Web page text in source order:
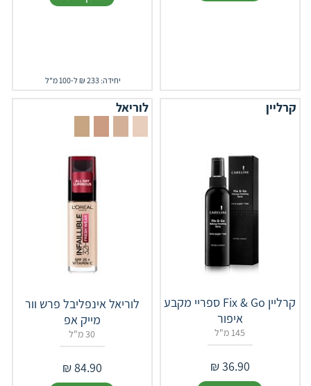
יחידה: 233 ₪ ל-100 מ"ל
קרליין
קרליין Fix & Go ספריי מקבע
איפור
145 מ"ל
36.90
₪
לוריאל
לוריאל אינפליבל פרש וור
מייק אפ
30 מ"ל
84.90
₪